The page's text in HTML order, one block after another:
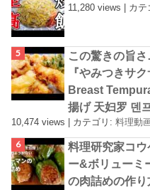
11,280 views カ
この驚きの旨
『やみつきサ
Breast
10,474 views | カテゴリ:料理動
料理研究家コ
ー&ボリューミ
の肉詰めの作り